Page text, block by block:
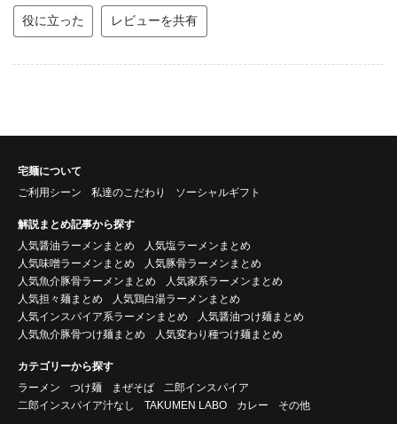
役に立った レビューを共有
宅麺について
ご利用シーン
私達のこだわり ソーシャルギフト
解説まとめ記事から探す
人気醤油ラーメンまとめ
人気塩ラーメンまとめ
人気味噌ラーメンまとめ
人気豚骨ラーメンまとめ
人気魚介豚骨ラーメンまとめ
人気家系ラーメンまとめ
人気担々麺まとめ
人気鶏白湯ラーメンまとめ
人気インスパイア系ラーメンまとめ
人気醤油つけ麺まとめ
人気魚介豚骨つけ麺まとめ
人気変わり種つけ麺まとめ
カテゴリーから探す
ラーメン
つけ麺 まぜそば
二郎インスパイア
二郎インスパイア汁なし
TAKUMEN LABO カレー その他